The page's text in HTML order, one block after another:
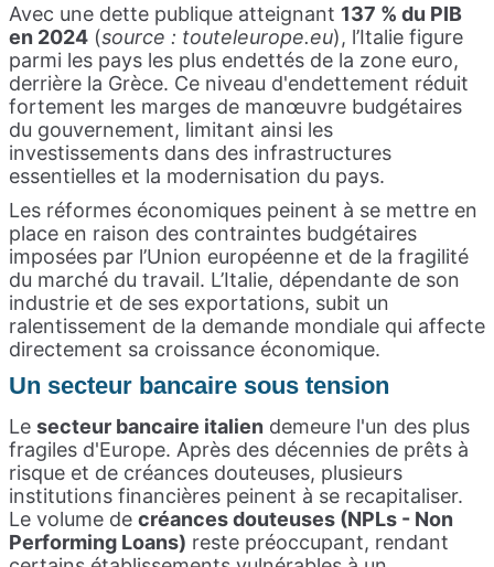
Avec une dette publique atteignant 137 % du PIB
en 2024 (source : touteleurope.eu), l’Italie figure
parmi les pays les plus endettés de la zone euro,
derrière la Grèce. Ce niveau d'endettement réduit
fortement les marges de manœuvre budgétaires
du gouvernement, limitant ainsi les
investissements dans des infrastructures
essentielles et la modernisation du pays.
Les réformes économiques peinent à se mettre en
place en raison des contraintes budgétaires
imposées par l’Union européenne et de la fragilité
du marché du travail. L’Italie, dépendante de son
industrie et de ses exportations, subit un
ralentissement de la demande mondiale qui affecte
directement sa croissance économique.
Un secteur bancaire sous tension
Le secteur bancaire italien demeure l'un des plus
fragiles d'Europe. Après des décennies de prêts à
risque et de créances douteuses, plusieurs
institutions financières peinent à se recapitaliser.
Le volume de créances douteuses (NPLs - Non
Performing Loans) reste préoccupant, rendant